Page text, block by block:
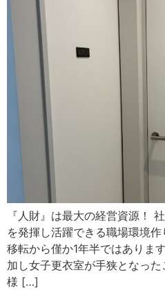
『人財』は最大の経営資源！
を発揮し活躍できる職場環境
移転から僅か1年半ではありま
加し女子更衣室が手狭となっ
様 […]